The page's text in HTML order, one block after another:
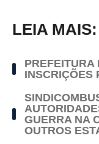
LEIA MAIS:
PREFEITURA
INSCRIÇÕES
GUERRA NA
OUTROS